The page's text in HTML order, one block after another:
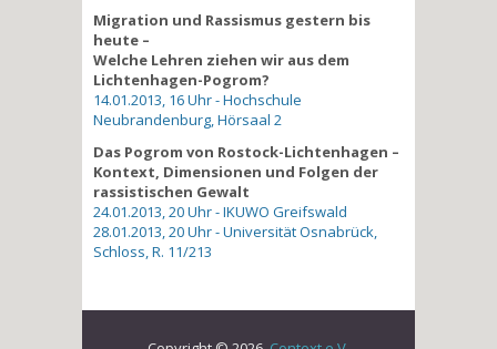
Migration und Rassismus gestern bis
heute –
Welche Lehren ziehen wir aus dem
Lichtenhagen-Pogrom?
14.01.2013, 16 Uhr - Hochschule
Neubrandenburg, Hörsaal 2
Das Pogrom von Rostock-Lichtenhagen –
Kontext, Dimensionen und Folgen der
rassistischen Gewalt
24.01.2013, 20 Uhr - IKUWO Greifswald
28.01.2013, 20 Uhr - Universität Osnabrück,
Schloss, R. 11/213